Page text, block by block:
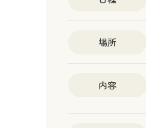
場所
内容